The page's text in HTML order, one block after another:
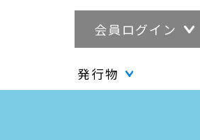
会員ログイン
発行物